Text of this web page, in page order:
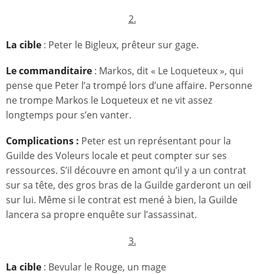
2.
La cible : Peter le Bigleux, prêteur sur gage.
Le commanditaire : Markos, dit « Le Loqueteux », qui
pense que Peter l’a trompé lors d’une affaire. Personne
ne trompe Markos le Loqueteux et ne vit assez
longtemps pour s’en vanter.
Complications : Peter est un représentant pour la
Guilde des Voleurs locale et peut compter sur ses
ressources. S’il découvre en amont qu’il y a un contrat
sur sa tête, des gros bras de la Guilde garderont un œil
sur lui. Même si le contrat est mené à bien, la Guilde
lancera sa propre enquête sur l’assassinat.
3.
La cible : Bevular le Rouge, un mage